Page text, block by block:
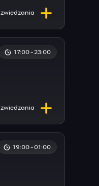
zwiedzania
zwiedzania
17:00 - 23:00
19:00 - 01:00